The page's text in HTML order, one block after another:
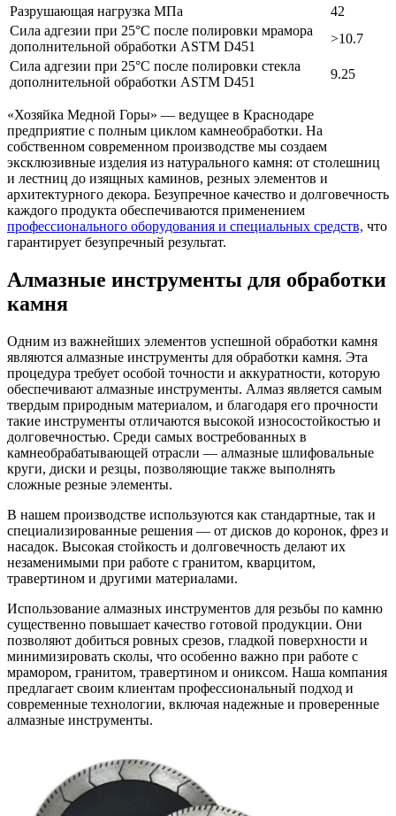
Разрушающая нагрузка МПа
42
Сила адгезии при 25°C после полировки мрамора
дополнительной обработки ASTM D451
>10.7
Сила адгезии при 25°C после полировки стекла
дополнительной обработки ASTM D451
9.25
«Хозяйка Медной Горы» — ведущее в Краснодаре
предприятие с полным циклом камнеобработки. На
собственном современном производстве мы создаем
эксклюзивные изделия из натурального камня: от столешниц
и лестниц до изящных каминов, резных элементов и
архитектурного декора. Безупречное качество и долговечность
каждого продукта обеспечиваются применением
профессионального оборудования и специальных средств, что
гарантирует безупречный результат.
Алмазные инструменты для обработки
камня
Одним из важнейших элементов успешной обработки камня
являются алмазные инструменты для обработки камня. Эта
процедура требует особой точности и аккуратности, которую
обеспечивают алмазные инструменты. Алмаз является самым
твердым природным материалом, и благодаря его прочности
такие инструменты отличаются высокой износостойкостью и
долговечностью. Среди самых востребованных в
камнеобрабатывающей отрасли — алмазные шлифовальные
круги, диски и резцы, позволяющие также выполнять
сложные резные элементы.
В нашем производстве используются как стандартные, так и
специализированные решения — от дисков до коронок, фрез и
насадок. Высокая стойкость и долговечность делают их
незаменимыми при работе с гранитом, кварцитом,
травертином и другими материалами.
Использование алмазных инструментов для резьбы по камню
существенно повышает качество готовой продукции. Они
позволяют добиться ровных срезов, гладкой поверхности и
минимизировать сколы, что особенно важно при работе с
мрамором, гранитом, травертином и ониксом. Наша компания
предлагает своим клиентам профессиональный подход и
современные технологии, включая надежные и проверенные
алмазные инструменты.